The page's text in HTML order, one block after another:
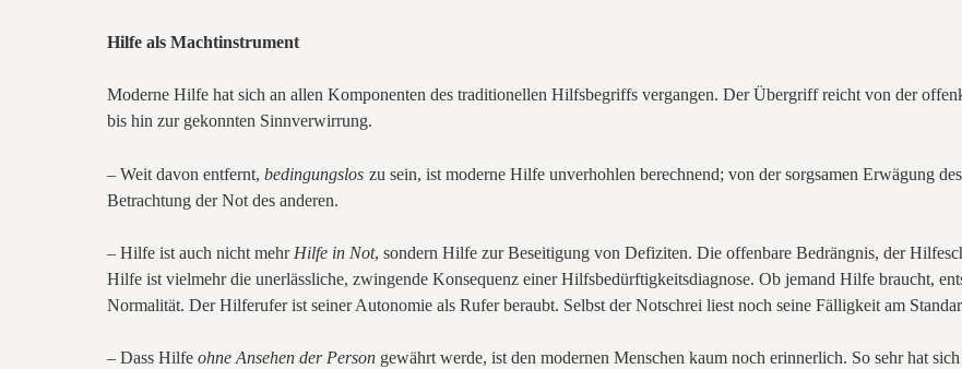
Hilfe als Machtinstrument
Moderne Hilfe hat sich an allen Komponenten des traditionellen Hilfsbegriffs vergangen. Der Übergriff reicht von der
bis hin zur gekonnten Sinnverwirrung.
– Weit davon entfernt, bedingungslos zu sein, ist moderne Hilfe unverhohlen berechnend; von der sorgsamen Erwägung
Betrachtung der Not des anderen.
– Hilfe ist auch nicht mehr Hilfe in Not, sondern Hilfe zur Beseitigung von Defiziten. Die offenbare Bedrängnis, der
Hilfe ist vielmehr die unerlässliche, zwingende Konsequenz einer Hilfsbedürftigkeitsdiagnose. Ob jemand Hilfe braucht,
Normalität. Der Hilferufer ist seiner Autonomie als Rufer beraubt. Selbst der Notschrei liest noch seine Fälligkeit am
– Dass Hilfe ohne Ansehen der Person gewährt werde, ist den modernen Menschen kaum noch erinnerlich. So sehr hat